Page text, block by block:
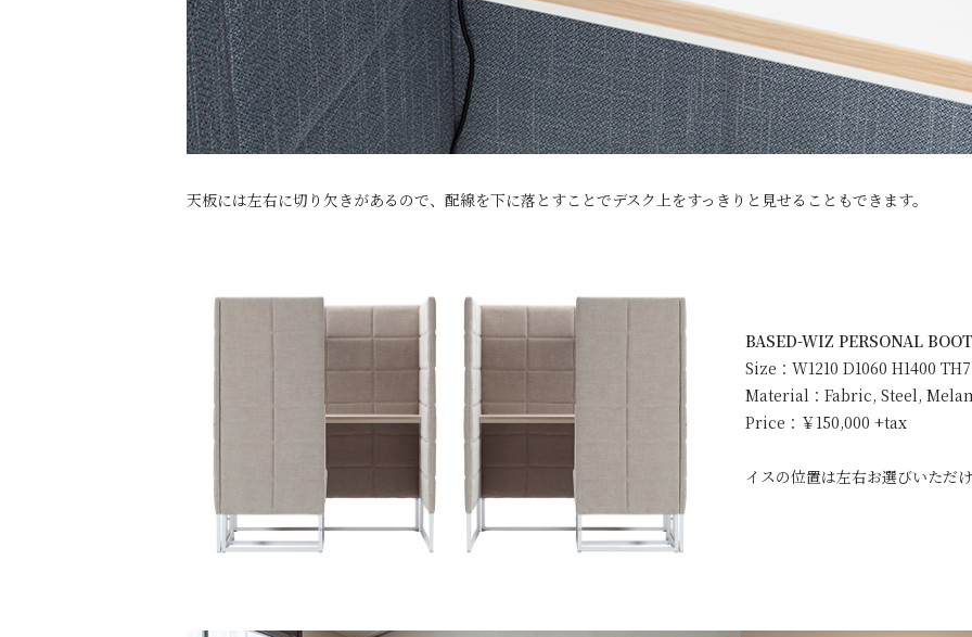
天板には左右に切り欠きがあるので、配線を下に落とすことでデスク上をすっきりと見せることもできます。
BASED-WIZ PERSONAL
Size：W1210 D1060 H1400
Material：Fabric, Steel,
Price：￥150,000 +tax
イスの位置は左右お選びいただ